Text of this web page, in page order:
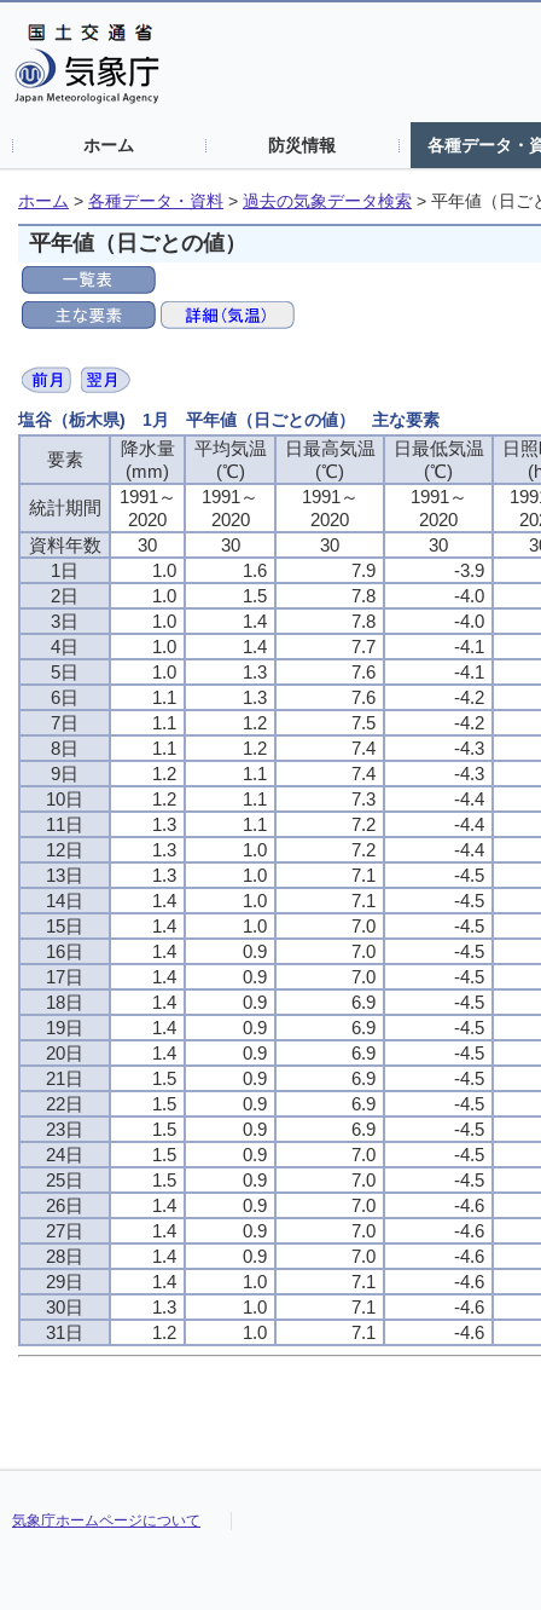
ホーム 防災情報 各種データ・
ホーム > 各種データ・資料 > 過去の気象データ検索 > 平年値（日ご
平年値（日ごとの値）
塩谷（栃木県) 1月 平年値（日ごとの値） 主な要素
要素
降水量
(mm)
平均気温
(℃)
日最高気温
(℃)
日最低気温
(℃)
日
統計期間
1991～
2020
1991～
2020
1991～
2020
1991～
2020
資料年数
30 30 30 30
1日
1.0 1.6 7.9
-3.9
2日
1.0 1.5 7.8
-4.0
3日
1.0 1.4 7.8
-4.0
4日
1.0 1.4 7.7
-4.1
5日
1.0 1.3 7.6
-4.1
6日
1.1 1.3 7.6
-4.2
7日
1.1 1.2 7.5
-4.2
8日
1.1 1.2 7.4
-4.3
9日
1.2 1.1 7.4
-4.3
10日
1.2 1.1 7.3
-4.4
11日
1.3 1.1 7.2
-4.4
12日
1.3 1.0 7.2
-4.4
13日
1.3 1.0 7.1
-4.5
14日
1.4 1.0 7.1
-4.5
15日
1.4 1.0 7.0
-4.5
16日
1.4 0.9 7.0
-4.5
17日
1.4 0.9 7.0
-4.5
18日
1.4 0.9 6.9
-4.5
19日
1.4 0.9 6.9
-4.5
20日
1.4 0.9 6.9
-4.5
21日
1.5 0.9 6.9
-4.5
22日
1.5 0.9 6.9
-4.5
23日
1.5 0.9 6.9
-4.5
24日
1.5 0.9 7.0
-4.5
25日
1.5 0.9 7.0
-4.5
26日
1.4 0.9 7.0
-4.6
27日
1.4 0.9 7.0
-4.6
28日
1.4 0.9 7.0
-4.6
29日
1.4 1.0 7.1
-4.6
30日
1.3 1.0 7.1
-4.6
31日
1.2 1.0 7.1 -4.6
気象庁ホームページについて